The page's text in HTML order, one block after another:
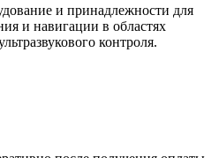
и принадлежности для
и навигации в областях
контроля.